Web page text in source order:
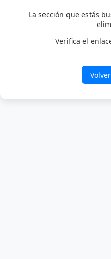
La sección que estás
Verifica el